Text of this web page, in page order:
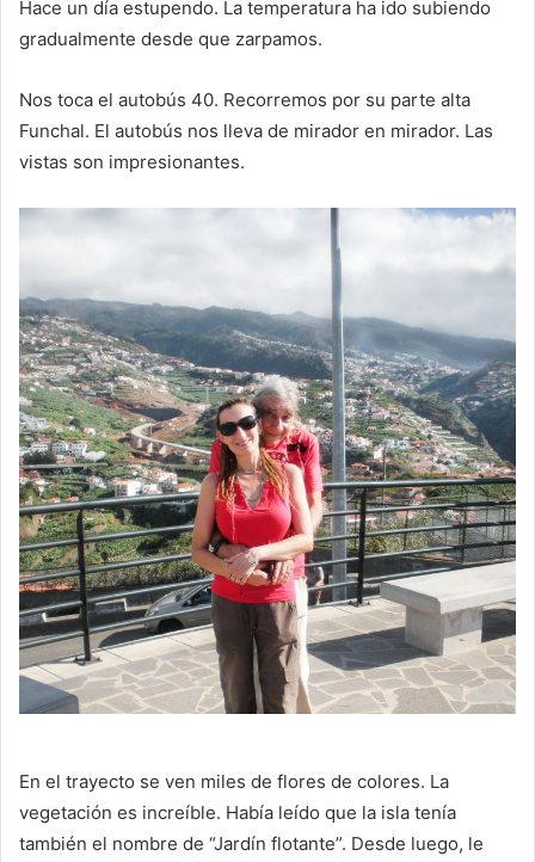
Hace un día estupendo. La temperatura ha ido subiendo
gradualmente desde que zarpamos.
Nos toca el autobús 40. Recorremos por su parte alta
Funchal. El autobús nos lleva de mirador en mirador. Las
vistas son impresionantes.
En el trayecto se ven miles de flores de colores. La
vegetación es increíble. Había leído que la isla tenía
también el nombre de “Jardín flotante”. Desde luego, le